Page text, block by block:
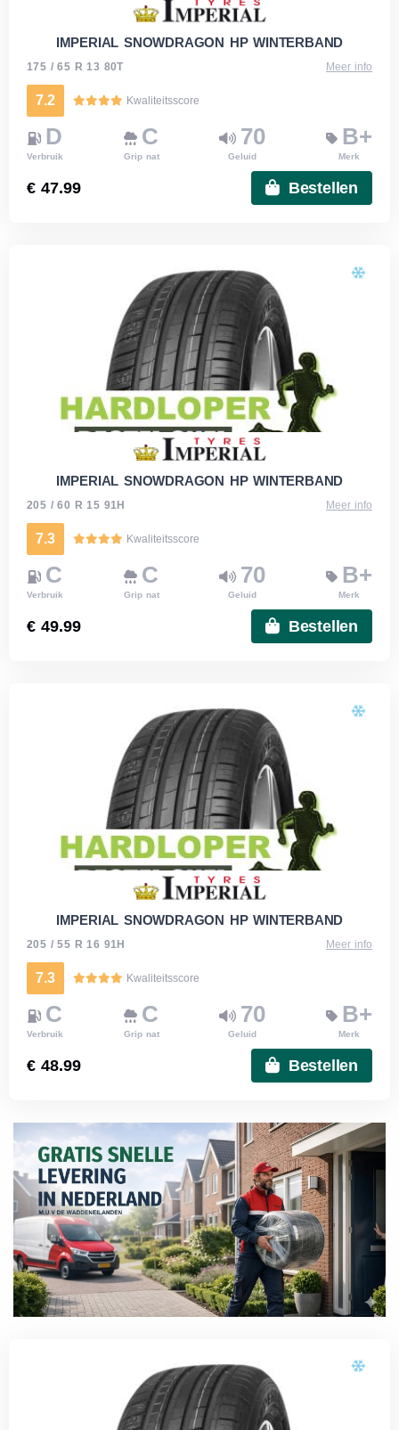
IMPERIAL SNOWDRAGON HP WINTERBAND
175 / 65 R 13 80T Meer info
7.2 Kwaliteitsscore
D
Verbruik
C
Grip nat
70
Geluid
B+
Merk
€ 47.99 Bestellen
IMPERIAL SNOWDRAGON HP WINTERBAND
205 / 60 R 15 91H Meer info
7.3 Kwaliteitsscore
C
Verbruik
C
Grip nat
70
Geluid
B+
Merk
€ 49.99 Bestellen
IMPERIAL SNOWDRAGON HP WINTERBAND
205 / 55 R 16 91H Meer info
7.3 Kwaliteitsscore
C
Verbruik
C
Grip nat
70
Geluid
B+
Merk
€ 48.99 Bestellen